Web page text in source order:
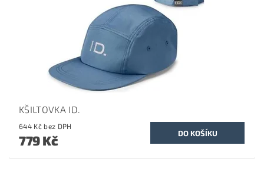
KŠILTOVKA ID.
644 Kč bez DPH
779 Kč